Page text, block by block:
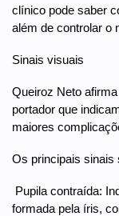
clínico pode saber
além de controlar o
Sinais visuais
Queiroz Neto
portador que
maiores
Os principais sinais
 Pupila contraída:
formada pela íris,